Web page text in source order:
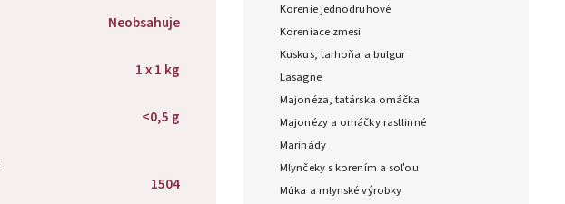
Korenie jednodruhové
Koreniace zmesi
Kuskus, tarhoňa a bulgur
Lasagne
Majonéza, tatárska omáčka
Majonézy a omáčky rastlinné
Marinády
Mlynčeky s korením a soľou
Múka a mlynské výrobky
Neobsahuje
1 x 1 kg
<0,5 g
1504